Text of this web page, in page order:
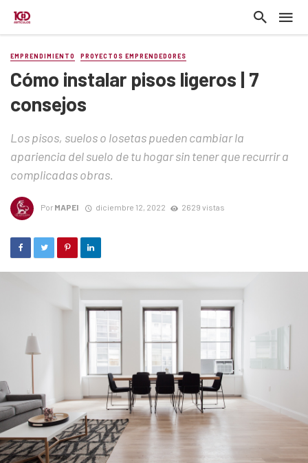
EMPRENDIMIENTO PROYECTOS EMPRENDEDORES
Cómo instalar pisos ligeros | 7
consejos
Los pisos, suelos o losetas pueden cambiar la
apariencia del suelo de tu hogar sin tener que recurrir a
complicadas obras.
Por MAPEI diciembre 12, 2022 2629 vistas